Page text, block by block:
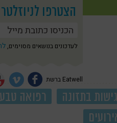
הצטרפו
לעדכונים בנושאים מסוימים,
Eatwell ברשת
גישות בתזונה
רפואה